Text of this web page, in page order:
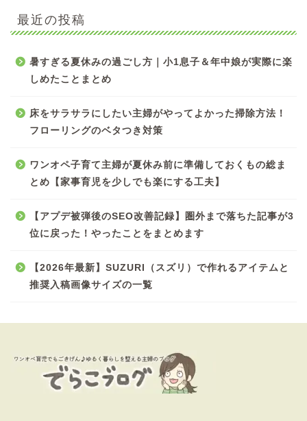
最近の投稿
暑すぎる夏休みの過ごし方｜小1息子＆年中娘が実際に楽
しめたことまとめ
床をサラサラにしたい主婦がやってよかった掃除方法！
フローリングのベタつき対策
ワンオペ子育て主婦が夏休み前に準備しておくもの総ま
とめ【家事育児を少しでも楽にする工夫】
【アプデ被弾後のSEO改善記録】圏外まで落ちた記事が3
位に戻った！やったことをまとめます
【2026年最新】SUZURI（スズリ）で作れるアイテムと
推奨入稿画像サイズの一覧